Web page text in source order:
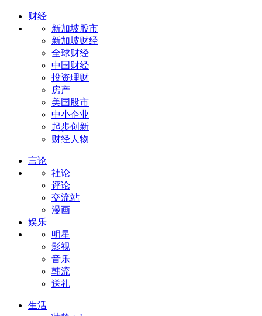
财经
新加坡股市
新加坡财经
全球财经
中国财经
投资理财
房产
美国股市
中小企业
起步创新
财经人物
言论
社论
评论
交流站
漫画
娱乐
明星
影视
音乐
韩流
送礼
生活